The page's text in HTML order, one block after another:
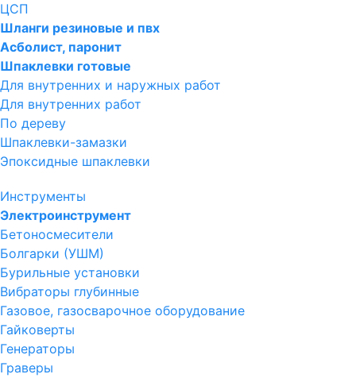
ЦСП
Шланги резиновые и пвх
Асболист, паронит
Шпаклевки готовые
Для внутренних и наружных работ
Для внутренних работ
По дереву
Шпаклевки-замазки
Эпоксидные шпаклевки
Инструменты
Электроинструмент
Бетоносмесители
Болгарки (УШМ)
Бурильные установки
Вибраторы глубинные
Газовое, газосварочное оборудование
Гайковерты
Генераторы
Граверы